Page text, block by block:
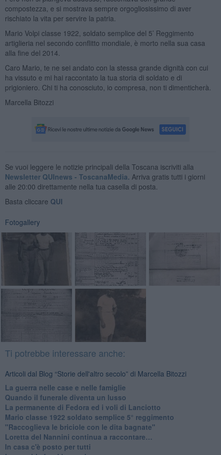
compostezza, e si mostrava sempre orgogliosissimo di aver
rischiato la vita per servire la patria.
Mario Volpi classe 1922, soldato semplice del 5’ Reggimento
artiglieria nel secondo conflitto mondiale, è morto nella sua casa
alla fine del 2014.
Caro Mario, te ne sei andato con la stessa grande dignità con cui
ha vissuto e mi hai raccontato la tua storia di soldato e di
prigioniero. Chi ti ha conosciuto, io compresa, non ti dimenticherà.
Marcella Bitozzi
Se vuoi leggere le notizie principali della Toscana iscriviti alla
Newsletter QUInews - ToscanaMedia. Arriva gratis tutti i giorni
alle 20:00 direttamente nella tua casella di posta.
Basta cliccare QUI
Fotogallery
Ti potrebbe interessare anche:
Articoli dal Blog “Storie dell'altro secolo” di Marcella Bitozzi
La guerra nelle case e nelle famiglie
Quando il funerale diventa un lusso
La permanente di Fedora ed i voli di Lanciotto
Mario classe 1922 soldato semplice 5° reggimento
"Raccoglieva le briciole con le dita bagnate"
​Loretta del Nannini continua a raccontare…
In casa c'è posto per tutti